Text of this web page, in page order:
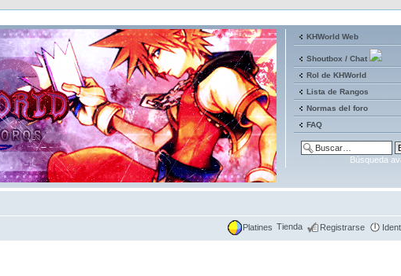
KHWorld Web
Shoutbox / Chat
Rol de KHWorld
Lista de Rangos
Normas del foro
FAQ
Búsqueda
Platines Tienda Registrarse